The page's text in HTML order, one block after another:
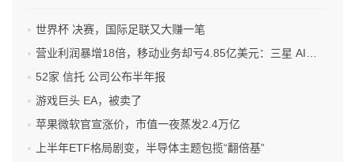
世界杯 决赛，国际足联又大赚一笔
营业利润暴增18倍，移动业务却亏4.85亿美元：三星 AI红利的另一面
52家 信托 公司公布半年报
游戏巨头 EA，被卖了
苹果微软官宣涨价，市值一夜蒸发2.4万亿
上半年ETF格局剧变，半导体主题包揽“翻倍基”